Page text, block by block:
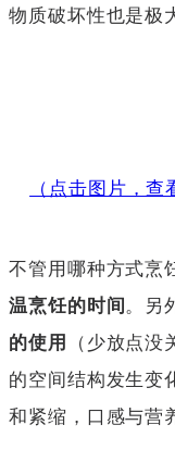
物质破坏性也是极
（点击图片，
不管用哪种方式烹
温烹饪的时间。另
的使用
（少放点
的空间结构发生变
和紧缩，口感与营